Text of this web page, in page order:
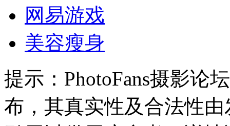
网易游戏
美容瘦身
提示： PhotoFans摄影论
布，其真实性及合法性